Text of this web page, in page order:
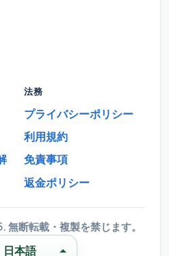
法務
プライバシーポリシー
利用規約
免責事項
返金ポリシー
断転載・複製を禁じます。
日本語